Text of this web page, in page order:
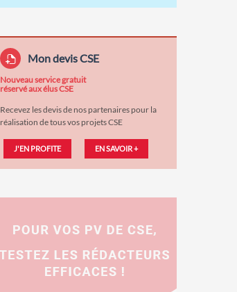
Mon devis CSE
Nouveau service gratuit
réservé aux élus CSE
Recevez les devis de nos partenaires pour la
réalisation de tous vos projets CSE
J'EN PROFITE EN SAVOIR +